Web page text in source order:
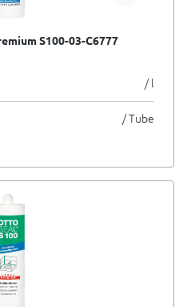
S100-03-C6777
/ l
/ Tube